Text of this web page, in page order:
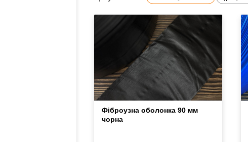
Фіброузна оболонка 90 мм
чорна